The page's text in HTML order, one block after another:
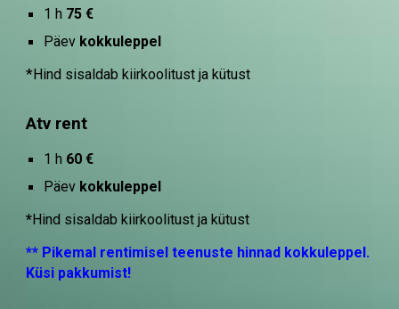
1 h 75 €
Päev kokkuleppel
*Hind sisaldab kiirkoolitust ja kütust
Atv rent
1 h 60 €
Päev kokkuleppel
*Hind sisaldab kiirkoolitust ja kütust
** Pikemal rentimisel teenuste hinnad kokkuleppel.
Küsi pakkumist!